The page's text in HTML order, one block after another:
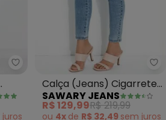
Sawary Jeans - Calça Mom
juros
Calça (Jeans) Cigarrete
com Recortes Sawary
SAWARY JEANS
R$ 129,99R$ 219,99
ou 4x de R$ 32,49 sem juros